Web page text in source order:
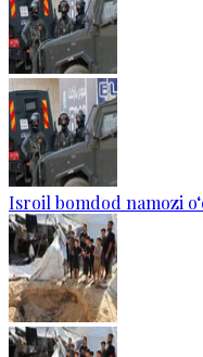
Isroil bomdod namozi